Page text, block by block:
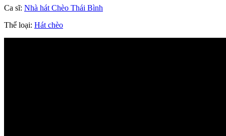
Ca sĩ: Nhà hát Chèo Thái Bình
Thể loại: Hát chèo